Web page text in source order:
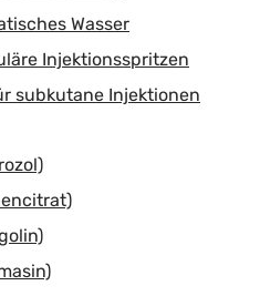
Wasser
Injektionsspritzen
subkutane Injektionen